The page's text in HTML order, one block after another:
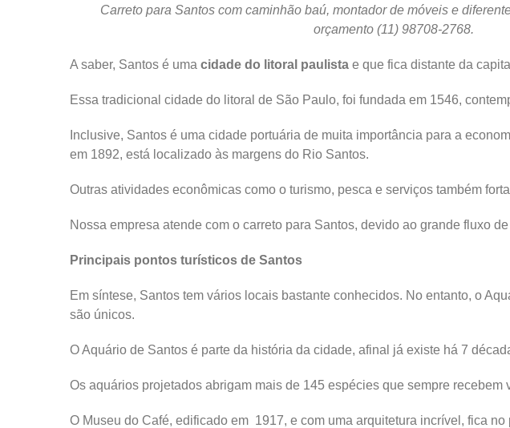
Carreto para Santos com caminhão baú, montador de móveis e
orçamento (11) 98708-2768.
A saber, Santos é uma cidade do litoral paulista e que fica distante da
Essa tradicional cidade do litoral de São Paulo, foi fundada em 1546,
Inclusive, Santos é uma cidade portuária de muita importância para a
em 1892, está localizado às margens do Rio Santos.
Outras atividades econômicas como o turismo, pesca e serviços também
Nossa empresa atende com o carreto para Santos, devido ao grande fluxo
Principais pontos turísticos de Santos
Em síntese, Santos tem vários locais bastante conhecidos. No entanto, o
são únicos.
O Aquário de Santos é parte da história da cidade, afinal já existe há 7
Os aquários projetados abrigam mais de 145 espécies que sempre recebem
O Museu do Café, edificado em 1917, e com uma arquitetura incrível, fica